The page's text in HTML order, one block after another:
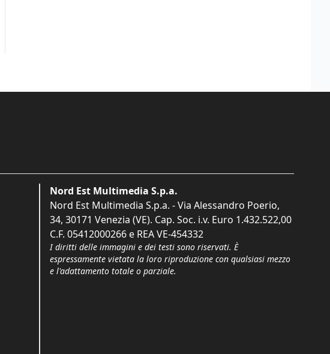
Nord Est Multimedia S.p.a.
Nord Est Multimedia S.p.a. - Via Alessandro Poerio,
34, 30171 Venezia (VE). Cap. Soc. i.v. Euro 1.432.522,00
C.F. 05412000266 e REA VE-454332
I diritti delle immagini e dei testi sono riservati. È
espressamente vietata la loro riproduzione con qualsiasi mezzo
e l'adattamento totale o parziale.